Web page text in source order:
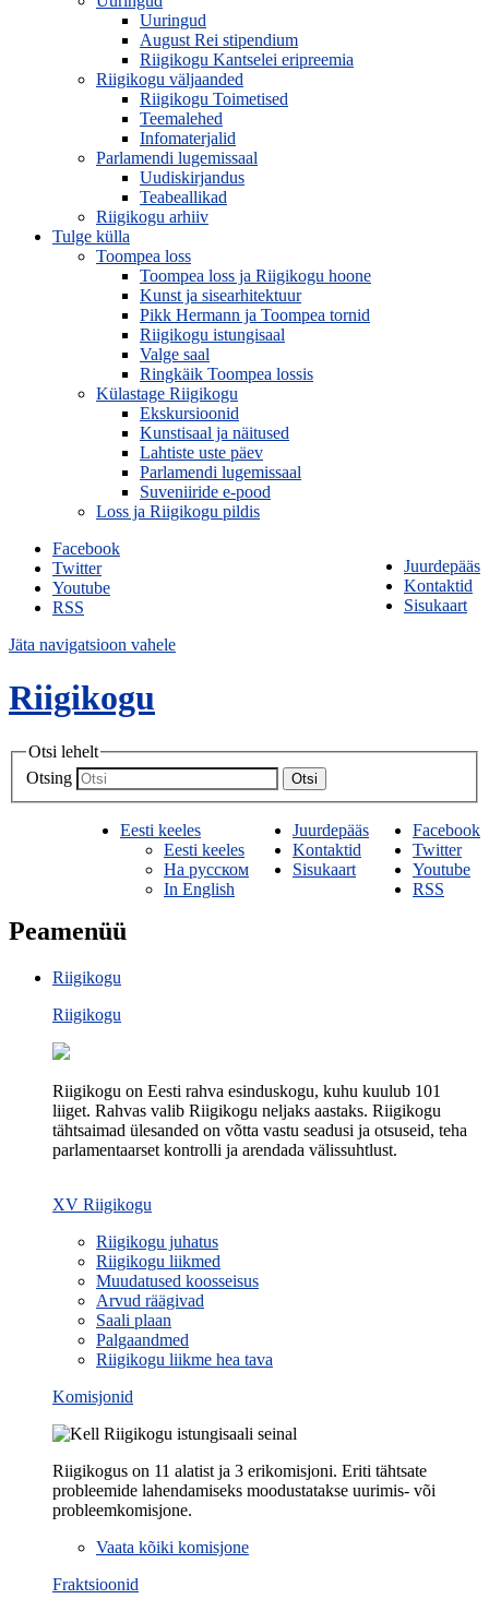
Uuringud
August Rei stipendium
Riigikogu Kantselei eripreemia
Riigikogu väljaanded
Riigikogu Toimetised
Teemalehed
Infomaterjalid
Parlamendi lugemissaal
Uudiskirjandus
Teabeallikad
Riigikogu arhiiv
Tulge külla
Toompea loss
Toompea loss ja Riigikogu hoone
Kunst ja sisearhitektuur
Pikk Hermann ja Toompea tornid
Riigikogu istungisaal
Valge saal
Ringkäik Toompea lossis
Külastage Riigikogu
Ekskursioonid
Kunstisaal ja näitused
Lahtiste uste päev
Parlamendi lugemissaal
Suveniiride e-pood
Loss ja Riigikogu pildis
Juurdepääs
Kontaktid
Sisukaart
Facebook
Twitter
Youtube
RSS
Jäta navigatsioon vahele
Riigikogu
Otsi lehelt
Otsing
Otsi
Facebook
Twitter
Youtube
RSS
Juurdepääs
Kontaktid
Sisukaart
Eesti keeles
Eesti keeles
На русском
In English
Peamenüü
Riigikogu
Riigikogu
Riigikogu on Eesti rahva esinduskogu, kuhu kuulub 101
liiget. Rahvas valib Riigikogu neljaks aastaks. Riigikogu
tähtsaimad ülesanded on võtta vastu seadusi ja otsuseid, teha
parlamentaarset kontrolli ja arendada välissuhtlust.
XV Riigikogu
Riigikogu juhatus
Riigikogu liikmed
Muudatused koosseisus
Arvud räägivad
Saali plaan
Palgaandmed
Riigikogu liikme hea tava
Komisjonid
Riigikogus on 11 alatist ja 3 erikomisjoni. Eriti tähtsate
probleemide lahendamiseks moodustatakse uurimis- või
probleemkomisjone.
Vaata kõiki komisjone
Fraktsioonid